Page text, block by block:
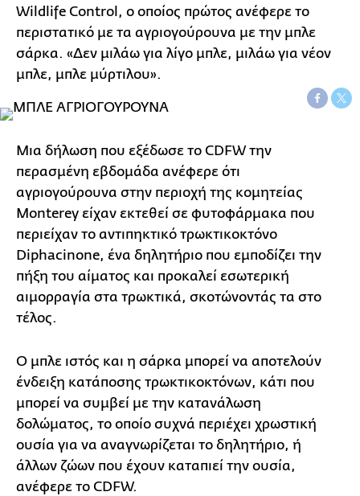
Wildlife Control, ο οποίος πρώτος ανέφερε το
περιστατικό με τα αγριογούρουνα με την μπλε
σάρκα. «Δεν μιλάω για λίγο μπλε, μιλάω για νέον
μπλε, μπλε μύρτιλου».
Μια δήλωση που εξέδωσε το CDFW την
περασμένη εβδομάδα ανέφερε ότι
αγριογούρουνα στην περιοχή της κομητείας
Monterey είχαν εκτεθεί σε φυτοφάρμακα που
περιείχαν το αντιπηκτικό τρωκτικοκτόνο
Diphacinone, ένα δηλητήριο που εμποδίζει την
πήξη του αίματος και προκαλεί εσωτερική
αιμορραγία στα τρωκτικά, σκοτώνοντάς τα στο
τέλος.
Ο μπλε ιστός και η σάρκα μπορεί να αποτελούν
ένδειξη κατάποσης τρωκτικοκτόνων, κάτι που
μπορεί να συμβεί με την κατανάλωση
δολώματος, το οποίο συχνά περιέχει χρωστική
ουσία για να αναγνωρίζεται το δηλητήριο, ή
άλλων ζώων που έχουν καταπιεί την ουσία,
ανέφερε το CDFW.